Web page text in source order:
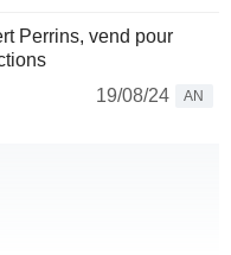
Perrins, vend pour
19/08/24
AN